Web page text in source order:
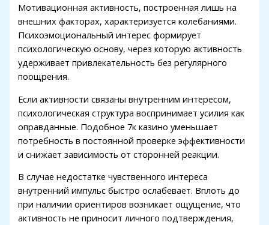
Hacklink
Hacklink Panel
Masal oku
Hacklink Panel
Hacklink Panel
Hacklink panel
Masal Oku
Hacklink panel
Hacklink panel
Мотивационная активность, построенная лишь на
внешних факторах, характеризуется колебаниями.
Психоэмоциональный интерес формирует
психологическую основу, через которую активность
удерживает привлекательность без регулярного
поощрения.
Если активности связаны внутренним интересом,
психологическая структура воспринимает усилия как
оправданные. Подобное 7к казино уменьшает
потребность в постоянной проверке эффективности
и снижает зависимость от сторонней реакции.
В случае недостатке чувственного интереса
внутренний импульс быстро ослабевает. Вплоть до
при наличии ориентиров возникает ощущение, что
активность не приносит личного подтверждения,